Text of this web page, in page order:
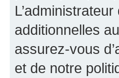
additionnelles
assurez-vous
et de notre